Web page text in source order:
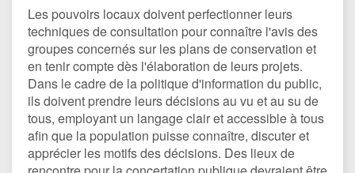
Les pouvoirs locaux doivent perfectionner leurs
techniques de consultation pour connaître l'avis des
groupes concernés sur les plans de conservation et
en tenir compte dès l'élaboration de leurs projets.
Dans le cadre de la politique d'information du public,
ils doivent prendre leurs décisions au vu et au su de
tous, employant un langage clair et accessible à tous
afin que la population puisse connaître, discuter et
apprécier les motifs des décisions. Des lieux de